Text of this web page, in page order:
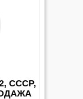
СССР,